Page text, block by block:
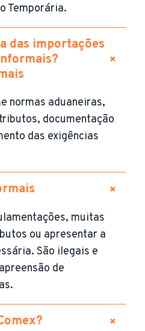
Temporária.
das importações
+
normas aduaneiras,
documentação
das exigências
+
muitas
ou apresentar a
São ilegais e
de
+